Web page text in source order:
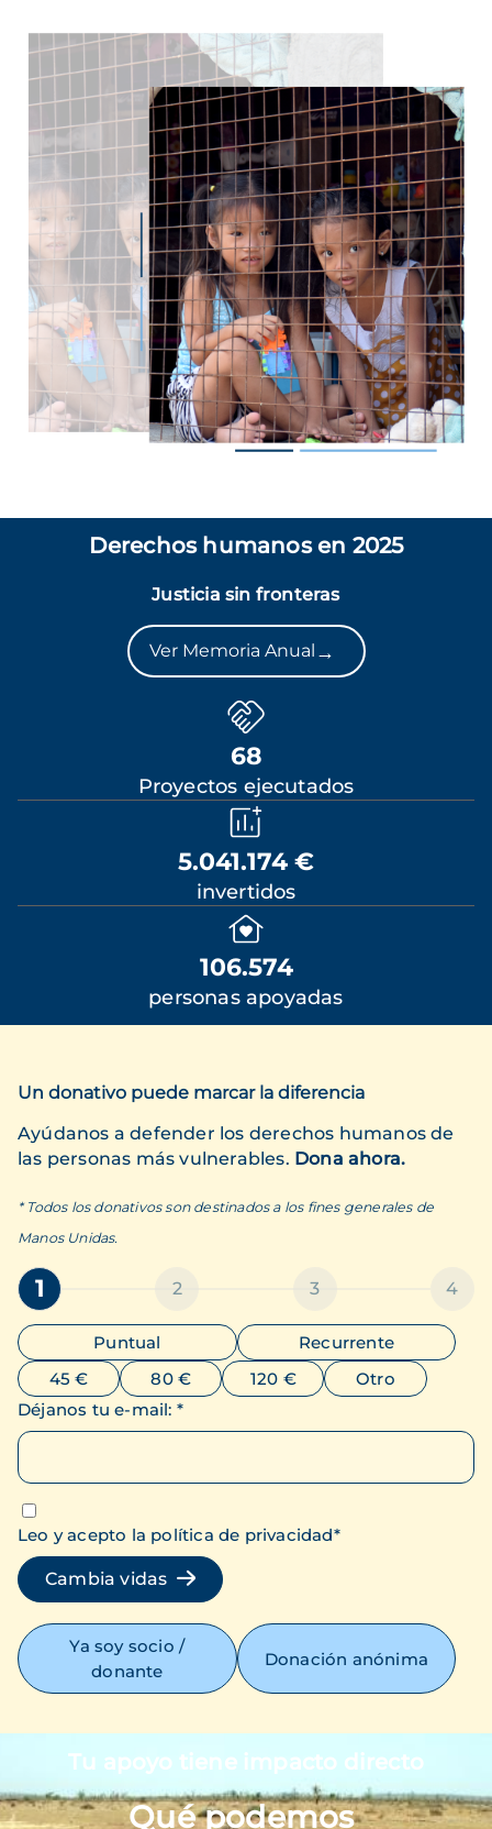
Derechos humanos en 2025
Justicia sin fronteras
Ver Memoria Anual →
68
Proyectos ejecutados
5.041.174 €
invertidos
106.574
personas apoyadas
Un donativo puede marcar la diferencia
Ayúdanos a defender los derechos humanos de
las personas más vulnerables. Dona ahora.
* Todos los donativos son destinados a los fines generales de
Manos Unidas.
1 2 3 4
Puntual
Recurrente
45 €
80 € 120 €
Otro
Déjanos tu e-mail: *
Leo y acepto la política de privacidad*
Cambia vidas
Ya soy socio /
donante
Donación anónima
Tu apoyo tiene impacto directo
Qué podemos